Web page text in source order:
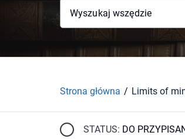
Wyszukaj wszędzie
Strona główna
STATUS: DO